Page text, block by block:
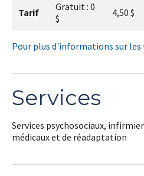
Tarif
Gratuit : 0
$
4,50 $
Pour plus d'informations sur
Services
Services psychosociaux,
médicaux et de réadaptation